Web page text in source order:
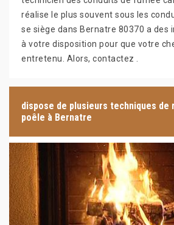
réalise le plus souvent sous les
se siège dans Bernatre 80370 a des
à votre disposition pour que votre
entretenu. Alors, contactez .
dispose de plusieurs techniques de
poêle à Bernatre